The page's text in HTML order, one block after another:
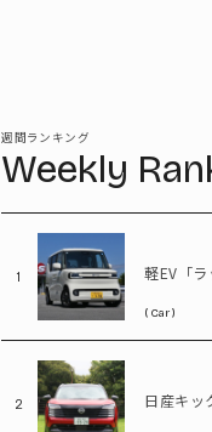
週間ランキング
Weekly
1
( Car )
2